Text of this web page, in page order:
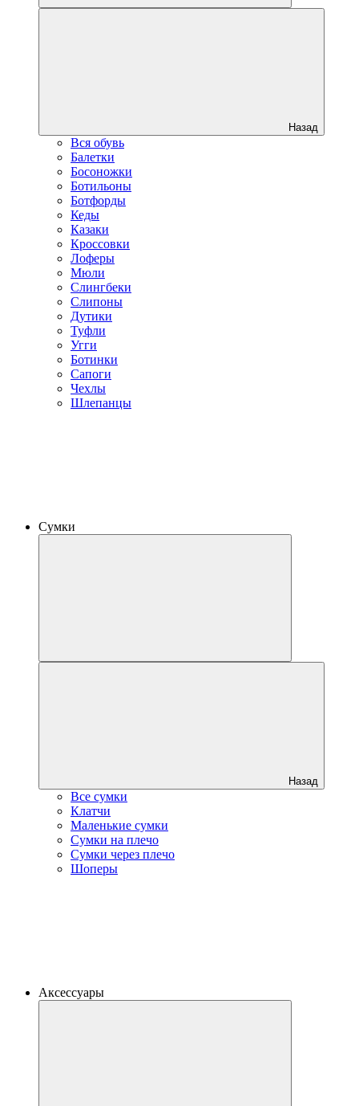
Назад
Вся обувь
Балетки
Босоножки
Ботильоны
Ботфорды
Кеды
Казаки
Кроссовки
Лоферы
Мюли
Слингбеки
Слипоны
Дутики
Туфли
Угги
Ботинки
Сапоги
Чехлы
Шлепанцы
Сумки
Назад
Все сумки
Клатчи
Маленькие сумки
Сумки на плечо
Сумки через плечо
Шоперы
Аксессуары